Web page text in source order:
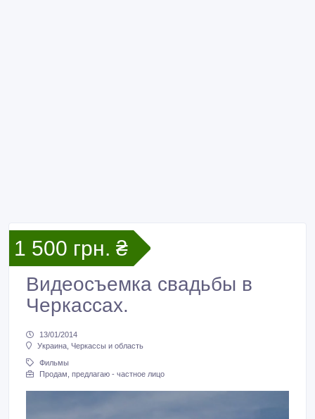
1 500 грн. ₴
Видеосъемка свадьбы в
Черкассах.
13/01/2014
Украина, Черкассы и область
Фильмы
Продам, предлагаю - частное лицо